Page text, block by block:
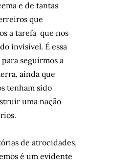
e de tantas
que
a tarefa que nos
invisível. É essa
seguirmos a
ainda que
tenham sido
uma nação
de atrocidades,
é um evidente